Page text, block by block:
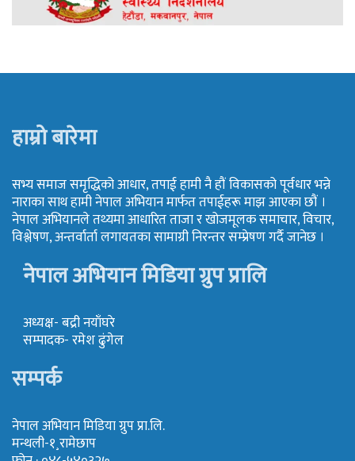
हाम्रो बारेमा
सभ्य समाज समृद्धिको आधार, तपाई हामी नै हौं विकासको पूर्वधार भन्ने
नाराका साथ हामी नेपाल अभियान मार्फत तपाईहरू माझ आएका छौं ।
नेपाल अभियानले तथ्यमा आधारित ताजा र खोजमूलक समाचार, विचार,
विश्लेषण, अन्तर्वार्ता लगायतका सामाग्री निरन्तर सम्प्रेषण गर्दै जानेछ ।
नेपाल अभियान मिडिया ग्रुप प्रालि
अध्यक्ष- बद्री नयाँघरे
सम्पादक- रमेश ढुंगेल
सम्पर्क
नेपाल अभियान मिडिया ग्रुप प्रा.लि.
मन्थली-१¸रामेछाप